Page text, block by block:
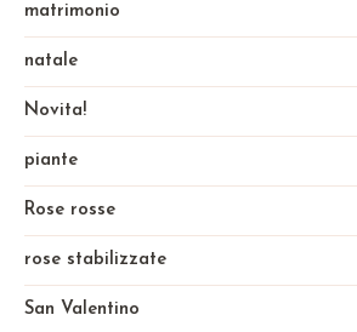
matrimonio
natale
Novita!
piante
Rose rosse
rose stabilizzate
San Valentino